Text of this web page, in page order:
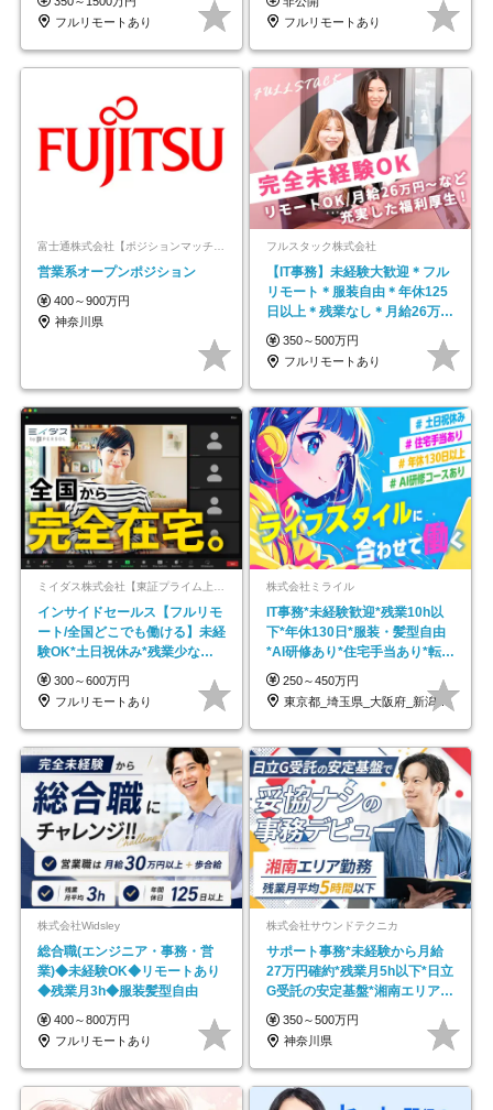
フルリモートあり
フルリモートあり
富士通株式会社【ポジションマッチ登録】
営業系オープンポジション
400～900万円
神奈川県
フルスタック株式会社
【IT事務】未経験大歓迎＊フル
リモート＊服装自由＊年休125
日以上＊残業なし＊月給26万円
以上
350～500万円
フルリモートあり
インサイドセールス【フルリモ
ート/全国どこでも働ける】未経
験OK*土日祝休み*残業少なめ*
在宅勤務手当あり
300～600万円
フルリモートあり
株式会社ミライル
IT事務*未経験歓迎*残業10h以
下*年休130日*服装・髪型自由
*AI研修あり*住宅手当あり*転勤
なし
250～450万円
東京都_埼玉県_大阪府_新潟県_福岡県
株式会社Widsley
総合職(エンジニア・事務・営
業)◆未経験OK◆リモートあり
◆残業月3h◆服装髪型自由
400～800万円
フルリモートあり
株式会社サウンドテクニカ
サポート事務*未経験から月給
27万円確約*残業月5h以下*日立
G受託の安定基盤*湘南エリア勤
務
350～500万円
神奈川県